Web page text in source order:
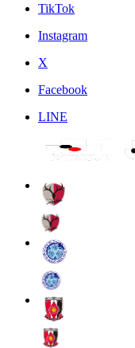
TikTok
Instagram
X
Facebook
LINE